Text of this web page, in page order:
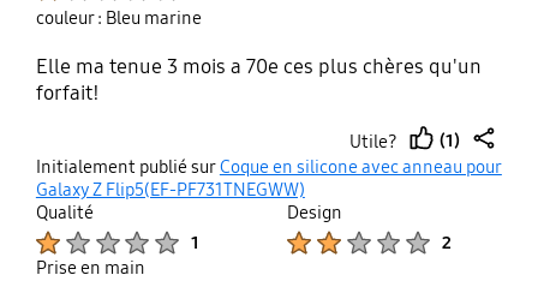
couleur : Bleu marine
Elle ma tenue 3 mois a 70e ces plus chères qu'un
forfait!
Utile?
thumb
(1)
share
Initialement publié surCoque en silicone avec anneau pour
Galaxy Z Flip5(EF-PF731TNEGWW)
Qualité
1
Design
2
Prise en main